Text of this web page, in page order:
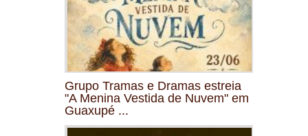
Grupo Tramas e Dramas estreia
"A Menina Vestida de Nuvem" em
Guaxupé ...